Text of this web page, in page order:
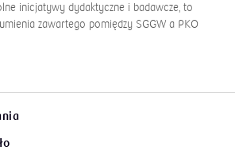
inicjatywy dydaktyczne i badawcze, to
zawartego pomiędzy SGGW a PKO